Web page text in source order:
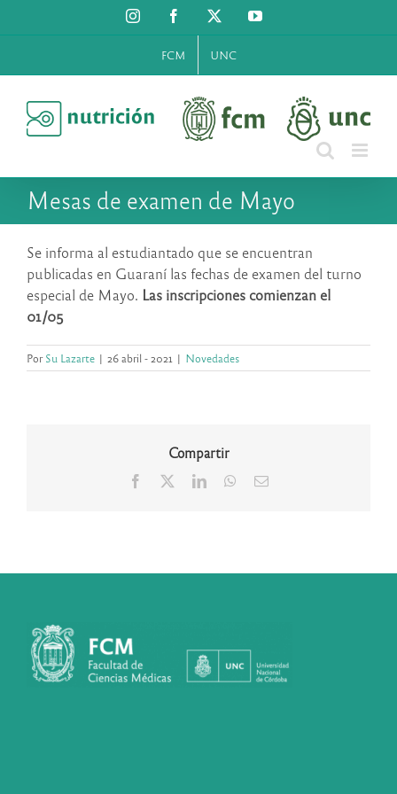
al
InstagramFacebook YouTube
FCM UNC
Mesas de examen de Mayo
Se informa al estudiantado que se encuentran
publicadas en Guaraní las fechas de examen del turno
especial de Mayo. Las inscripciones comienzan el
01/05
PorSu Lazarte | 26 abril - 2021 | Novedades
Compartir
Facebook LinkedInWhatsApp
Correo